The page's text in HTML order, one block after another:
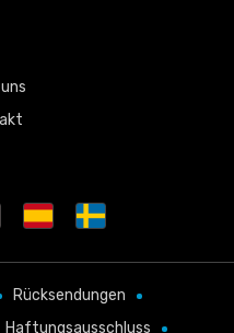
Rücksendungen
Haftungsausschluss